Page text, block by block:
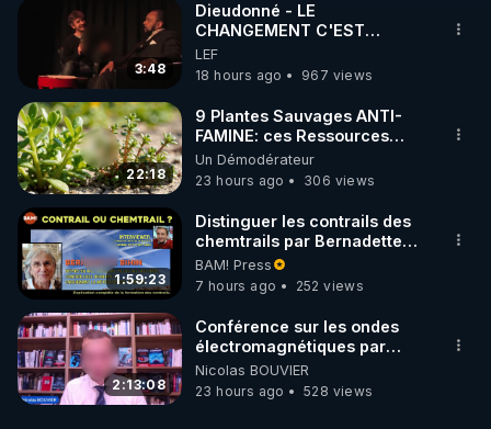
3:48
Dieudonné - LE
CHANGEMENT C'EST
MAINTENANT
LEF
18 hours ago
967 views
22:18
9 Plantes Sauvages ANTI-
FAMINE: ces Ressources
JARDIN&des Haies
Un Démodérateur
23 hours ago
306 views
1:59:23
Distinguer les contrails des
chemtrails par Bernadette
Bihin
BAM! Press
7 hours ago
252 views
2:13:08
Conférence sur les ondes
électromagnétiques par
Grégoire Caustru et Bart de
Wever !
Nicolas BOUVIER
23 hours ago
528 views